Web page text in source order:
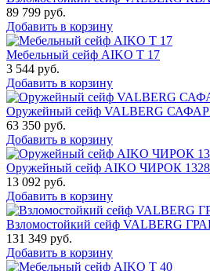
89 799 руб.
Добавить в корзину
Мебельный сейф AIKO Т 17
3 544 руб.
Добавить в корзину
Оружейный сейф VALBERG
63 350 руб.
Добавить в корзину
Оружейный сейф AIKO ЧИРОК 1328
13 092 руб.
Добавить в корзину
Взломостойкий сейф VALBERG
131 349 руб.
Добавить в корзину